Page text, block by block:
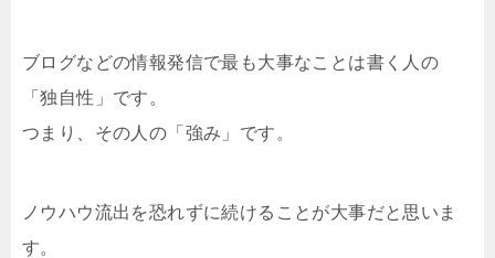
ブログなどの情報発信で最も大事なことは書く人の
「独自性」です。
つまり、その人の「強み」です。
ノウハウ流出を恐れずに続けることが大事だと思いま
す。